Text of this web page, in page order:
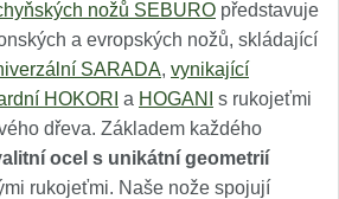
nožů SEBURO představuje
a evropských nožů, skládající
SARADA, vynikající
HOKORI a HOGANI
s rukojeťmi
dřeva. Základem každého
ocel s unikátní geometrií
rukojeťmi. Naše nože spojují